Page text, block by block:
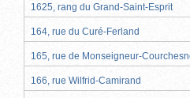
1625, rang du Grand-Saint-Esprit
164, rue du Curé-Ferland
165, rue de Monseigneur-
166, rue Wilfrid-Camirand